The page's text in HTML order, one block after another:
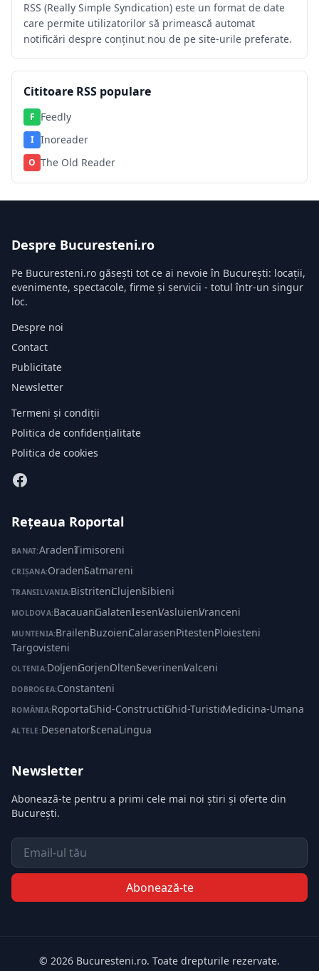
RSS (Really Simple Syndication) este un format de date
care permite utilizatorilor să primească automat
notificări despre conținut nou de pe site-urile preferate.
Cititoare RSS populare
F Feedly
I Inoreader
O The Old Reader
Despre Bucuresteni.ro
Pe Bucuresteni.ro găsești tot ce ai nevoie în București: locații,
evenimente, spectacole, firme și servicii - totul într-un singur
loc.
Despre noi
Contact
Publicitate
Newsletter
Termeni și condiții
Politica de confidențialitate
Politica de cookies
Rețeaua Roportal
BANAT:Aradeni·Timisoreni
CRIȘANA:Oradeni·Satmareni
TRANSILVANIA:Bistriteni·Clujeni·Sibieni
MOLDOVA:Bacauani·Galateni·Ieseni·Vasluieni·Vranceni
MUNTENIA:Braileni·Buzoieni·Calaraseni·Pitesteni·Ploiesteni·
Targovisteni
OLTENIA:Doljeni·Gorjeni·Olteni·Severineni·Valceni
DOBROGEA:Constanteni
ROMÂNIA:Roportal·Ghid-Constructii·Ghid-Turistic·Medicina-Umana
ALTELE:Desenatori·ScenaLingua
Newsletter
Abonează-te pentru a primi cele mai noi știri și oferte din
București.
Email
Abonează-te
© 2026 Bucuresteni.ro. Toate drepturile rezervate.